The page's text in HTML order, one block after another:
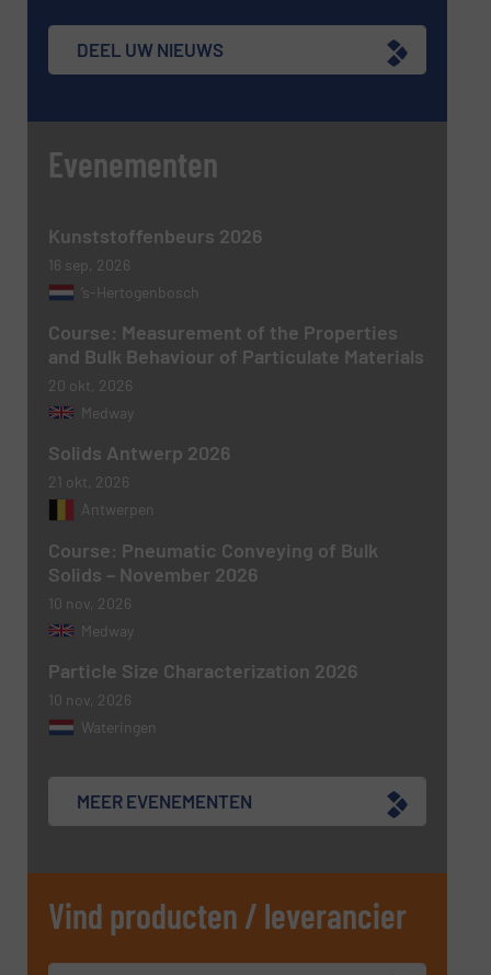
Nieuwsbrief
nieuwsbrieven.
CAPTCHA
DEEL UW NIEUWS
Evenementen
Kunststoffenbeurs 2026
16 sep, 2026
’s-Hertogenbosch
Course: Measurement of the Properties
and Bulk Behaviour of Particulate Materials
20 okt, 2026
Medway
Solids Antwerp 2026
21 okt, 2026
Antwerpen
Course: Pneumatic Conveying of Bulk
Solids – November 2026
10 nov, 2026
Medway
Particle Size Characterization 2026
10 nov, 2026
Wateringen
MEER EVENEMENTEN
Vind producten / leverancier